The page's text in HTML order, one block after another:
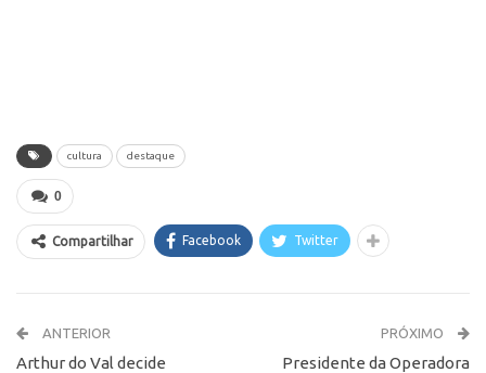
cultura destaque
0
Compartilhar Facebook Twitter
ANTERIOR
Arthur do Val decide
PRÓXIMO
Presidente da Operadora